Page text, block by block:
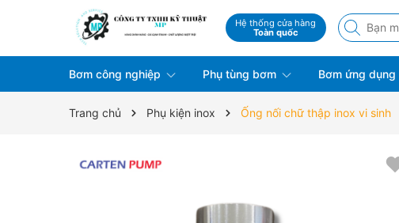
Hệ thống cửa hàng
Toàn quốc
Bơm công nghiệp Phụ tùng bơm Bơm ứng dụng
Trang chủ Phụ kiện inox Ống nối chữ thập inox vi sinh